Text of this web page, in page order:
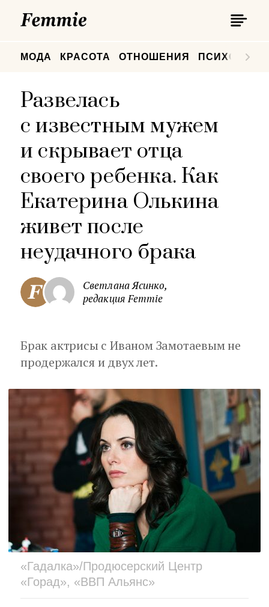
МОДА КРАСОТА ОТНОШЕНИЯ
Развелась
с известным мужем
и скрывает отца
своего ребенка. Как
Екатерина Олькина
живет после
неудачного брака
Светлана Ясинко,
редакция Femmie
Брак актрисы с Иваном Замотаевым не
продержался и двух лет.
«Гадалка»/Продюсерский Центр
«Горад», «ВВП Альянс»